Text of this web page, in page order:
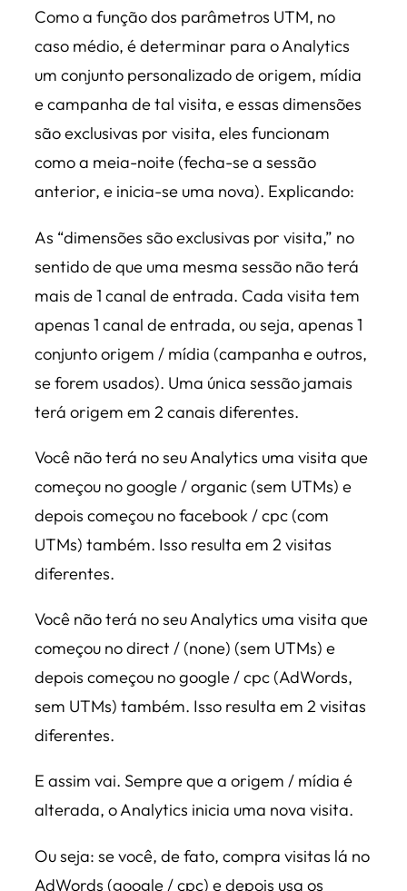
Como a função dos parâmetros UTM, no
caso médio, é determinar para o Analytics
um conjunto personalizado de origem, mídia
e campanha de tal visita, e essas dimensões
são exclusivas por visita, eles funcionam
como a meia-noite (fecha-se a sessão
anterior, e inicia-se uma nova). Explicando:
As “dimensões são exclusivas por visita,” no
sentido de que uma mesma sessão não terá
mais de 1 canal de entrada. Cada visita tem
apenas 1 canal de entrada, ou seja, apenas 1
conjunto origem / mídia (campanha e outros,
se forem usados). Uma única sessão jamais
terá origem em 2 canais diferentes.
Você não terá no seu Analytics uma visita que
começou no google / organic (sem UTMs) e
depois começou no facebook / cpc (com
UTMs) também. Isso resulta em 2 visitas
diferentes.
Você não terá no seu Analytics uma visita que
começou no direct / (none) (sem UTMs) e
depois começou no google / cpc (AdWords,
sem UTMs) também. Isso resulta em 2 visitas
diferentes.
E assim vai. Sempre que a origem / mídia é
alterada, o Analytics inicia uma nova visita.
Ou seja: se você, de fato, compra visitas lá no
AdWords (google / cpc) e depois usa os